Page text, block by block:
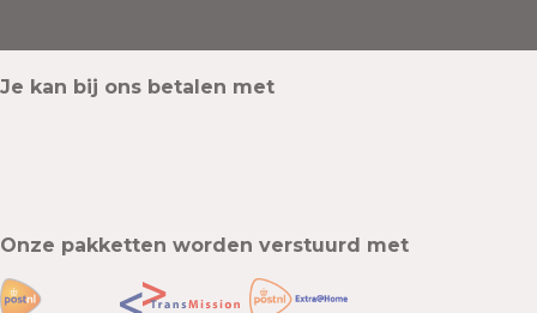
Je kan bij ons betalen met
Onze pakketten worden verstuurd met